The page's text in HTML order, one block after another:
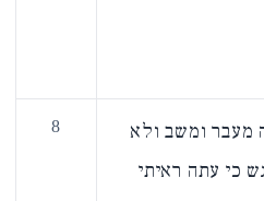
8
מעבר ומשב ולא
כי עתה ראיתי